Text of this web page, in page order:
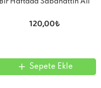
Bir Haftada Sabahattin Ali
120,00₺
Sepete Ekle